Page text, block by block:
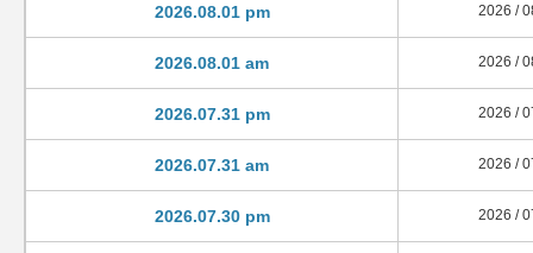
2026.08.01 pm 2026 /
2026.08.01 am 2026 /
2026.07.31 pm 2026 /
2026.07.31 am 2026 /
2026.07.30 pm 2026 /